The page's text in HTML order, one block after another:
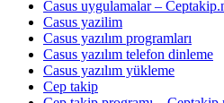
Casus uygulamalar –
Casus yazilim
Casus yazılım programları
Casus yazılım telefon dinleme
Casus yazılım yükleme
Cep takip